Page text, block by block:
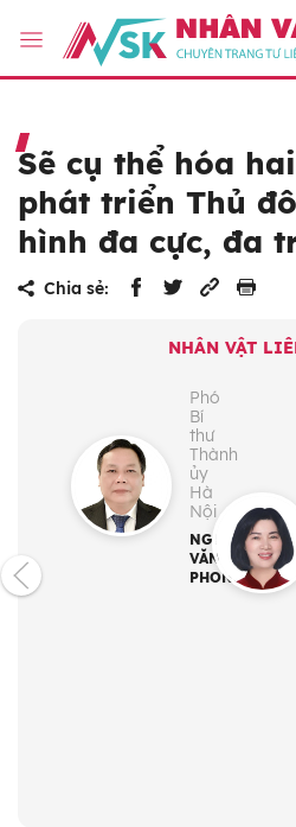
Sẽ cụ thể hóa
phát triển Thủ
hình đa cực, đa
Chia sẻ:
NHÂN VẬT
Phó
Bí
thư
Thành
ủy
Hà
Nội
NGUYỄN
VĂN
PHONG